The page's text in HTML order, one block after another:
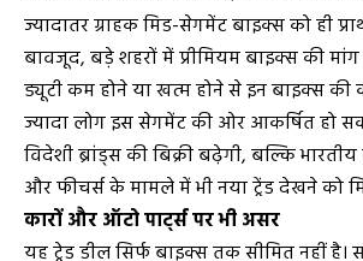
ज्यादातर ग्राहक मिड-सेगमेंट बाइक्स को ही
बावजूद, बड़े शहरों में प्रीमियम बाइक्स की मांग
ड्यूटी कम होने या खत्म होने से इन बाइक्स
ज्यादा लोग इस सेगमेंट की ओर आकर्षित हो
विदेशी ब्रांड्स की बिक्री बढ़ेगी, बल्कि भारतीय
और फीचर्स के मामले में भी नया ट्रेंड देखने को
कारों और ऑटो पार्ट्स पर भी असर
यह ट्रेड डील सिर्फ बाइक्स तक सीमित नहीं